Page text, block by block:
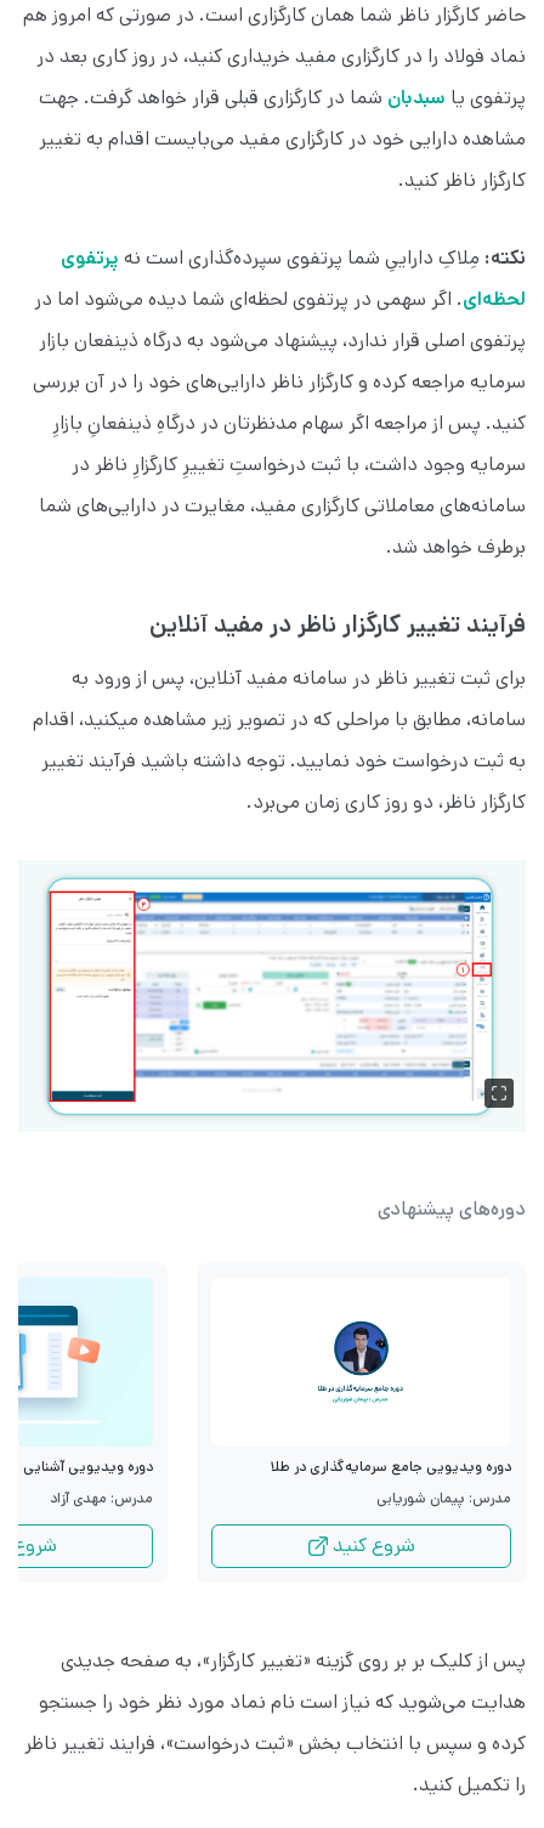
حاضر کارگزار ناظر شما همان کارگزاری است. در صورتی که امروز هم
نماد فولاد را در کارگزاری مفید خریداری کنید، در روز کاری بعد در
پرتفوی یا سبدبان شما در کارگزاری قبلی قرار خواهد گرفت. جهت
مشاهده دارایی خود در کارگزاری مفید می‌بایست اقدام به تغییر
کارگزار ناظر کنید.
نکته: مِلاکِ داراییِ شما پرتفوی سپرده‌گذاری است نه پرتفوی
لحظه‌ای. اگر سهمی در پرتفوی لحظه‌ای شما دیده می‌شود اما در
پرتفوی اصلی قرار ندارد، پیشنهاد می‌شود به درگاه ذینفعان بازار
سرمایه مراجعه کرده و کارگزار ناظر دارایی‌های خود را در آن بررسی
کنید. پس از مراجعه اگر سهام مدنظرتان در درگاهِ ذینفعانِ بازارِ
سرمایه وجود داشت، با ثبت درخواستِ تغییرِ کارگزارِ ناظر در
سامانه‌های معاملاتی کارگزاری مفید، مغایرت در دارایی‌های شما
برطرف خواهد شد.
فرآیند تغییر کارگزار ناظر در مفید آنلاین
برای ثبت تغییر ناظر در سامانه مفید آنلاین، پس از ورود به
سامانه، مطابق با مراحلی که در تصویر زیر مشاهده می‎کنید، اقدام
به ثبت درخواست خود نمایید. توجه داشته باشید فرآیند تغییر
کارگزار ناظر، دو روز کاری زمان می‌برد.
دوره‌های پیشنهادی
دوره ویدیویی جامع سرمایه‌گذاری در طلا
مدرس: پیمان شوریابی
شروع کنید
دوره ویدیویی آشنایی با
مدرس: مهدی آزاد
شروع
پس از کلیک بر بر روی گزینه «تغییر کارگزار»، به صفحه جدیدی
هدایت می‌شوید که نیاز است نام نماد مورد نظر خود را جستجو
کرده و سپس با انتخاب بخش «ثبت درخواست»، فرایند تغییر ناظر
را تکمیل کنید.